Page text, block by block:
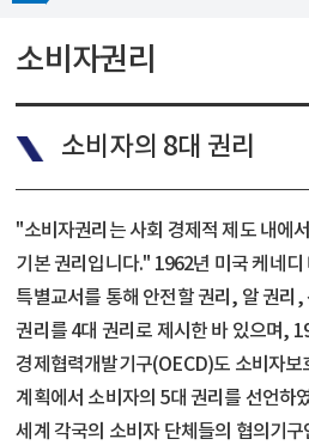
소비자권리
소비자의 8대 권리
"소비자권리는 사회 경제적 제도 내에
기본 권리입니다." 1962년 미국 케네
특별교서를 통해 안전할 권리, 알 권리
권리를 4대 권리로 제시한 바 있으며,
경제협력개발기구(OECD)도 소비자보
계획에서 소비자의 5대 권리를 선언하
세계 각국의 소비자 단체들의 협의기